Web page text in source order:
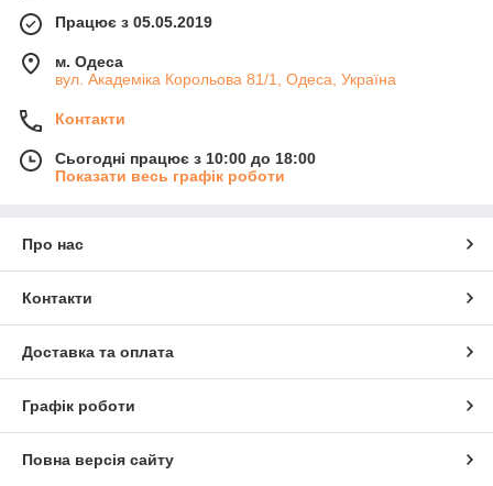
Працює з 05.05.2019
м. Одеса
вул. Академіка Корольова 81/1, Одеса, Україна
Контакти
Сьогодні працює з 10:00 до 18:00
Показати весь графік роботи
Про нас
Контакти
Доставка та оплата
Графік роботи
Повна версія сайту